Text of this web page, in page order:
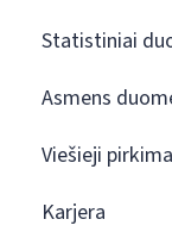
Statistiniai
Asmens
Viešieji
Karjera